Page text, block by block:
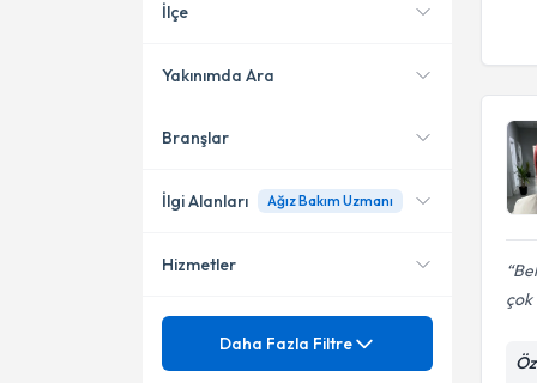
çok
İlçe
Gebze
İzmit
Darıca
Yakınımda Ara
Konumuma yakın uzmanları
Branşlar
Diş Hekimi
İlgi Alanları Ağız Bakım Uzmanı
Ağız Bakım Uzmanı
Hizmetler
Mezuniyet
Daha Fazla Filtre